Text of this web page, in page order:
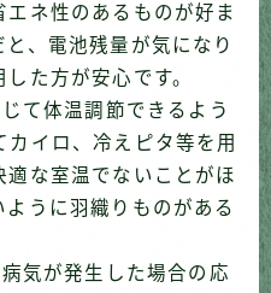
エネ性のあるものが好ま
、電池残量が気になり
た方が安心です。
て体温調節できるよう
イロ、冷えピタ等を用
な室温でないことがほ
ように羽織りものがある
気が発生した場合の応